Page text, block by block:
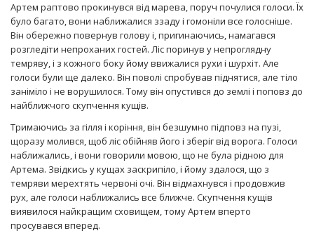
Артем раптово прокинувся від марева, поруч почулися голоси. Їх
було багато, вони наближалися ззаду і гомоніли все голосніше.
Він обережно повернув голову і, пригинаючись, намагався
розгледіти непроханих гостей. Ліс поринув у непроглядну
темряву, і з кожного боку йому ввижалися рухи і шурхіт. Але
голоси були ще далеко. Він поволі спробував піднятися, але тіло
заніміло і не ворушилося. Тому він опустився до землі і поповз до
найближчого скупчення кущів.
Тримаючись за гілля і коріння, він безшумно підповз на пузі,
щоразу молився, щоб ліс обійняв його і зберіг від ворога. Голоси
наближались, і вони говорили мовою, що не була рідною для
Артема. Звідкись у кущах заскрипіло, і йому здалося, що з
темряви мерехтять червоні очі. Він відмахнувся і продовжив
рух, але голоси наближались все ближче. Скупчення кущів
виявилося найкращим сховищем, тому Артем вперто
просувався вперед.